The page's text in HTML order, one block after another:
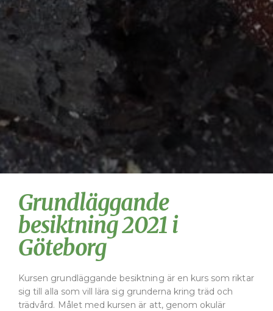
Grundläggande
besiktning 2021 i
Göteborg
Kursen grundläggande besiktning är en kurs som riktar
sig till alla som vill lära sig grunderna kring träd och
trädvård. Målet med kursen är att, genom okulär